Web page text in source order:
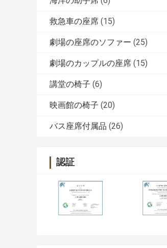
救急車の座席 (15)
劇場の座席のソファー (25)
劇場のカップルの座席 (15)
講堂の椅子 (6)
映画館の椅子 (20)
バス座席付属品 (26)
認証